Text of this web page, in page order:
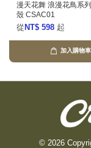
漫天花舞 浪漫花鳥系
殼 CSAC01
從 NT$ 598 起
加入購物車
© 2026